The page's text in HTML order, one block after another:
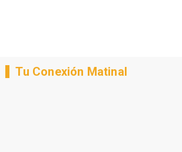
Tu Conexión Matinal